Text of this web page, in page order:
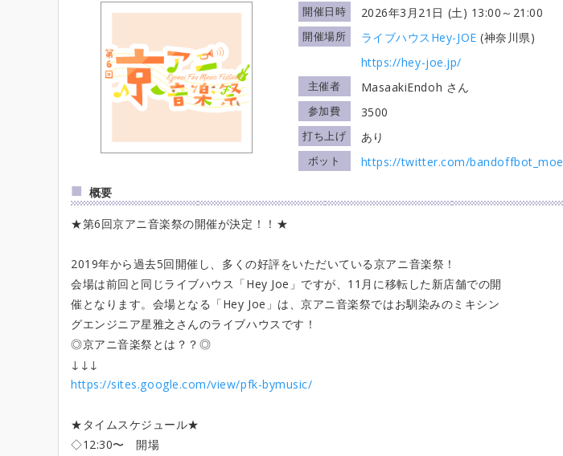
開催日時 2026年3月21日 (土) 13:00 ～21:00
開催場所 ライブハウスHey-JOE (神奈川県)
https://hey-joe.jp/
主催者 MasaakiEndoh さん
参加費 3500
打ち上げ あり
ボット
https://twitter.com/bandoffbot_moe
概要
★第6回京アニ音楽祭の開催が決定！！★
2019年から過去5回開催し、多くの好評をいただいている京アニ音楽祭！
会場は前回と同じライブハウス「Hey Joe」ですが、11月に移転した新店舗での開
催となります。会場となる「Hey Joe」は、京アニ音楽祭ではお馴染みのミキシン
グエンジニア星雅之さんのライブハウスです！
◎京アニ音楽祭とは？？◎
↓↓↓
https://sites.google.com/view/pfk-bymusic/
★タイムスケジュール★
◇12:30〜 開場